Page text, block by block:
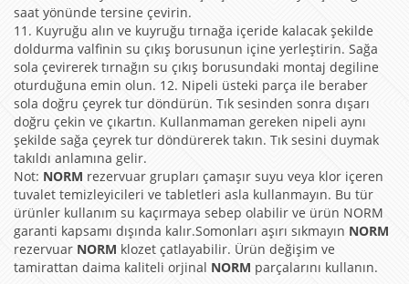
saat yönünde tersine çevirin.
11. Kuyruğu alın ve kuyruğu tırnağa içeride kalacak şekilde
doldurma valfinin su çıkış borusunun içine yerleştirin. Sağa
sola çevirerek tırnağın su çıkış borusundaki montaj degiline
oturduğuna emin olun. 12. Nipeli üsteki parça ile beraber
sola doğru çeyrek tur döndürün. Tık sesinden sonra dışarı
doğru çekin ve çıkartın. Kullanmaman gereken nipeli aynı
şekilde sağa çeyrek tur döndürerek takın. Tık sesini duymak
takıldı anlamına gelir.
Not: NORM rezervuar grupları çamaşır suyu veya klor içeren
tuvalet temizleyicileri ve tabletleri asla kullanmayın. Bu tür
ürünler kullanım su kaçırmaya sebep olabilir ve ürün NORM
garanti kapsamı dışında kalır.Somonları aşırı sıkmayın NORM
rezervuar NORM klozet çatlayabilir. Ürün değişim ve
tamirattan daima kaliteli orjinal NORM parçalarını kullanın.